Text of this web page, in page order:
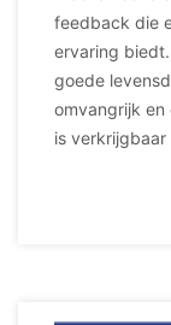
feedback die
ervaring
goede
omvangrijk en
is verkrijgbaar